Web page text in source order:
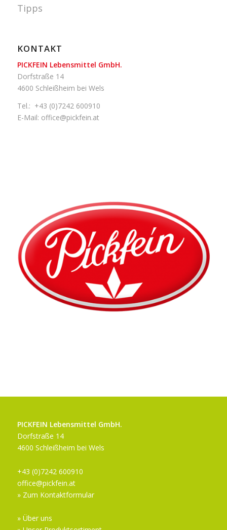
Tipps
KONTAKT
PICKFEIN Lebensmittel GmbH.
Dorfstraße 14
4600 Schleißheim bei Wels
Tel.: +43 (0)7242 600910
E-Mail: office@pickfein.at
PICKFEIN Lebensmittel GmbH.
Dorfstraße 14
4600 Schleißheim bei Wels
+43 (0)7242 600910
office@pickfein.at
» Zum Kontaktformular
» Über uns